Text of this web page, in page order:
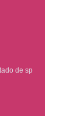
Personalizada
Preto